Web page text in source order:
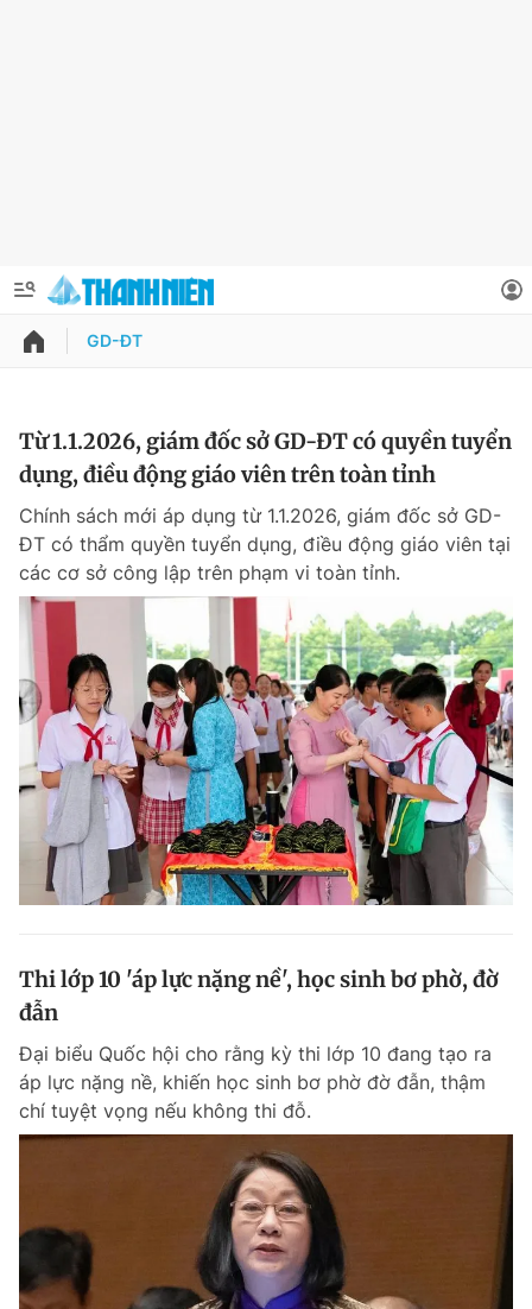
QUẢNG CÁO
Chuyên mục khác
Chào ngày mới Tin 24h
Tin thị trường Tin 360
Video Magazine
Sản phẩm khác
Tiện ích Bạn cần biết
Thông tin tòa soạn Liên hệ quảng cáo
Đọc Thanh Niên trên điện thoại
Theo dõi báo trên
Thông tin tài khoản
Đổi mật khẩu
Tin đã lưu
Tin đã xem
Đăng xuất
GD-ĐT
Từ 1.1.2026, giám đốc sở GD-ĐT có quyền tuyển
dụng, điều động giáo viên trên toàn tỉnh
Chính sách mới áp dụng từ 1.1.2026, giám đốc sở GD-
ĐT có thẩm quyền tuyển dụng, điều động giáo viên tại
các cơ sở công lập trên phạm vi toàn tỉnh.
Thi lớp 10 'áp lực nặng nề', học sinh bơ phờ, đờ
đẫn
Đại biểu Quốc hội cho rằng kỳ thi lớp 10 đang tạo ra
áp lực nặng nề, khiến học sinh bơ phờ đờ đẫn, thậm
chí tuyệt vọng nếu không thi đỗ.